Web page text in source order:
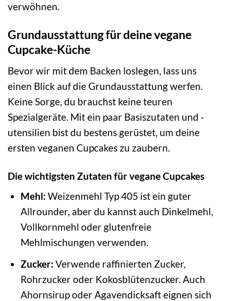
verwöhnen.
Grundausstattung für deine vegane
Cupcake-Küche
Bevor wir mit dem Backen loslegen, lass uns
einen Blick auf die Grundausstattung werfen.
Keine Sorge, du brauchst keine teuren
Spezialgeräte. Mit ein paar Basiszutaten und -
utensilien bist du bestens gerüstet, um deine
ersten veganen Cupcakes zu zaubern.
Die wichtigsten Zutaten für vegane Cupcakes
Mehl: Weizenmehl Typ 405 ist ein guter
Allrounder, aber du kannst auch Dinkelmehl,
Vollkornmehl oder glutenfreie
Mehlmischungen verwenden.
Zucker: Verwende raffinierten Zucker,
Rohrzucker oder Kokosblütenzucker. Auch
Ahornsirup oder Agavendicksaft eignen sich